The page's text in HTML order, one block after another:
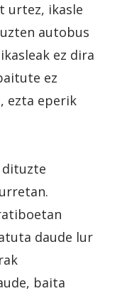
urtez, ikasle
autobus
ez dira
ez
ezta eperik
daude lur
baita